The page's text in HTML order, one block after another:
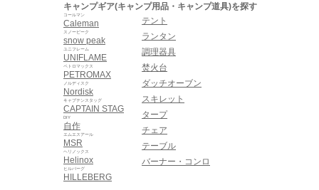
キャンプギア(キャンプ用品・キャンプ道具)を探す
Caleman
コールマン
snow peak
スノーピーク
UNIFLAME
ユニフレーム
PETROMAX
ペトロマックス
Nordisk
ノルディスク
CAPTAIN STAG
キャプテンスタッグ
自作
DIY
MSR
エムエスアール
Helinox
ヘリノックス
HILLEBERG
ヒルバーグ
テント
ランタン
調理器具
焚火台
ダッチオーブン
スキレット
タープ
チェア
テーブル
バーナー・コンロ